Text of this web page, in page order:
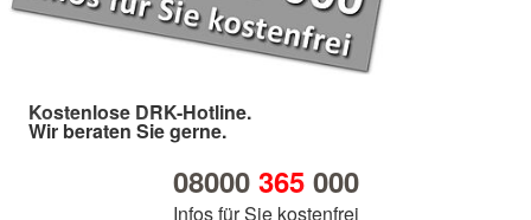
Kostenlose DRK-Hotline.
Wir beraten Sie gerne.
08000 365000
Infos für Sie kostenfrei